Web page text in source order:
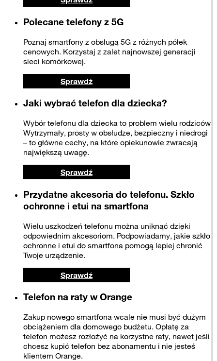
Polecane telefony z 5G
Poznaj smartfony z obsługą 5G z różnych półek
cenowych. Korzystaj z zalet najnowszej generacji
sieci komórkowej.
Sprawdź
Jaki wybrać telefon dla dziecka?
Wybór telefonu dla dziecka to problem wielu rodziców.
Wytrzymały, prosty w obsłudze, bezpieczny i niedrogi
– to główne cechy, na które opiekunowie zwracają
największą uwagę.
Sprawdź
Przydatne akcesoria do telefonu. Szkło
ochronne i etui na smartfona
Wielu uszkodzeń telefonu można uniknąć dzięki
odpowiednim akcesoriom. Podpowiadamy, jakie szkło
ochronne i etui do smartfona pomogą lepiej chronić
Twoje urządzenie.
Sprawdź
Telefon na raty w Orange
Zakup nowego smartfona wcale nie musi być dużym
obciążeniem dla domowego budżetu. Opłatę za
telefon możesz rozłożyć na korzystne raty, nawet jeśli
chcesz kupić telefon bez abonamentu i nie jesteś
klientem Orange.